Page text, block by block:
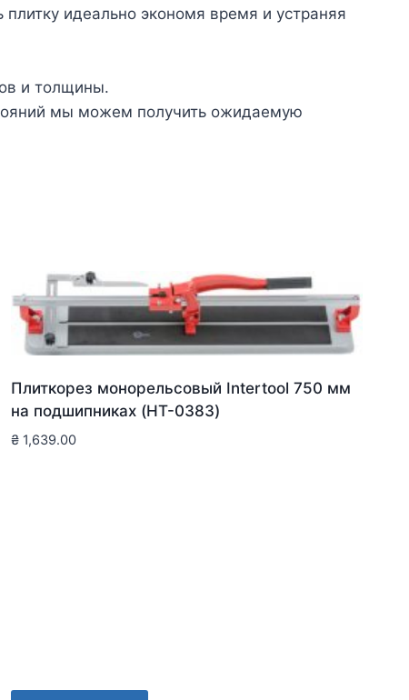
идеально экономя время и устраняя
и толщины.
мы можем получить ожидаемую
Плиткорез монорельсовый Intertool 750 мм
на подшипниках (HT-0383)
₴1,639.00